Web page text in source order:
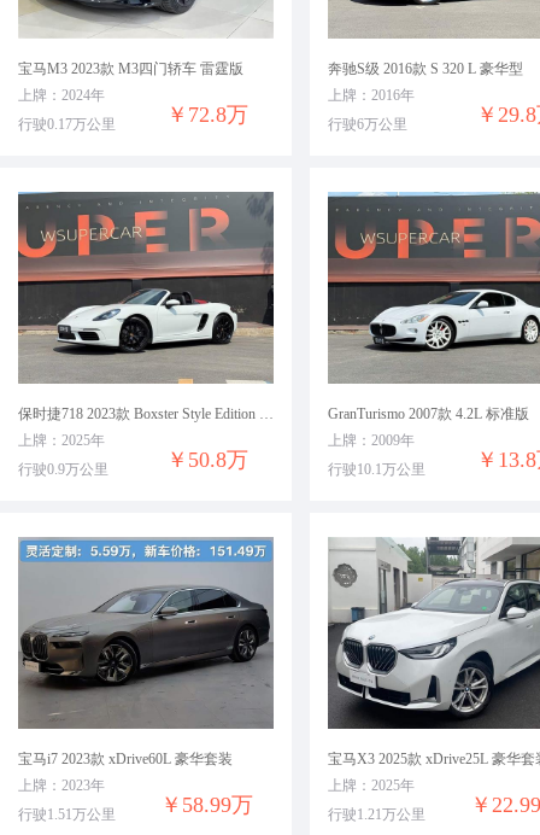
宝马M3 2023款 M3四门轿车 雷霆版
￥72.8万
上牌：2024年
行驶0.17万公里
奔驰S级 2016款 S 320 L 豪华型
￥
上牌：2016年
行驶6万公里
保时捷718 2023款 Boxster Style Edition 2.0T
￥50.8万
上牌：2025年
行驶0.9万公里
GranTurismo 2007款 4.2L 标准版
￥
上牌：2009年
行驶10.1万公里
宝马i7 2023款 xDrive60L 豪华套装
￥58.99万
上牌：2023年
行驶1.51万公里
宝马X3 2025款 xDrive25L 豪华套
￥
上牌：2025年
行驶1.21万公里